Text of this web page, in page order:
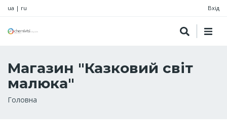
ua | ru Вхід
Магазин "Казковий світ
малюка"
Рядок
Головна